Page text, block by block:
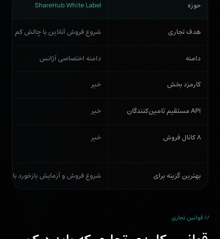
حوزه ShareHub White Label
هدف تجاری شروع فروش آنلاین با چالش کم
دامنه دامنه اختصاصی آژانس
کارمزد بخش خیر
API مستقیم تامین‌کنندگان خیر
۸ کانال فروش خیر
بهترین گزینه برای شروع فروش و آزمایش بازخورد بازار
// قوانین تجاری